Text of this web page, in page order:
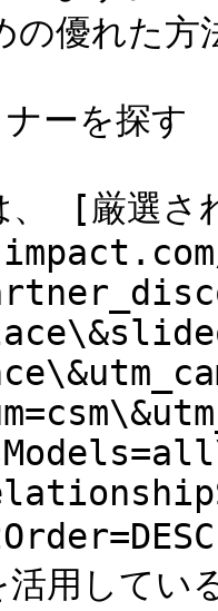
の優れた方
ーを探す
[厳選さ
活用して